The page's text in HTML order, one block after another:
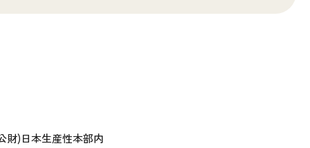
財)日本生産性本部内